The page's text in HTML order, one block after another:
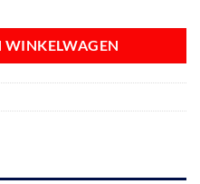
WINKELWAGEN